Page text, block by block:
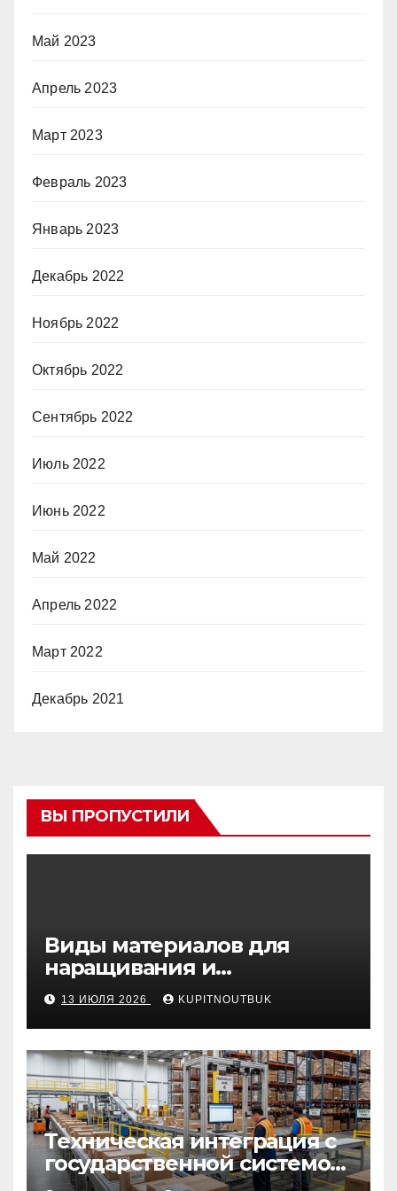
Май 2023
Апрель 2023
Март 2023
Февраль 2023
Январь 2023
Декабрь 2022
Ноябрь 2022
Октябрь 2022
Сентябрь 2022
Июль 2022
Июнь 2022
Май 2022
Апрель 2022
Март 2022
Декабрь 2021
ВЫ ПРОПУСТИЛИ
Виды материалов для
наращивания и
моделирования ногтей
13 ИЮЛЯ 2026 KUPITNOUTBUK
Техническая интеграция с
государственной системой
«Честный знак